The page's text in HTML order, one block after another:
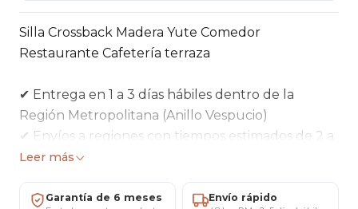
Silla Crossback Madera Yute Comedor
Restaurante Cafetería terraza
✔ Entrega en 1 a 3 días hábiles dentro de la
Región Metropolitana (Anillo Vespucio)
✔ Envíos a regiones con tiempos estimados de 2 a
5 días hábiles
débito o transferencia bancaria
Leer más
Garantía de 6 meses Envío rápido